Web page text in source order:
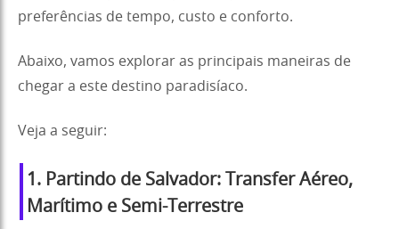
preferências de tempo, custo e conforto.
Abaixo, vamos explorar as principais maneiras de
chegar a este destino paradisíaco.
Veja a seguir:
1. Partindo de Salvador: Transfer Aéreo,
Marítimo e Semi-Terrestre